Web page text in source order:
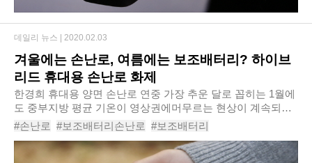
겨울에는 손난로, 여름에는 보조배터리? 하이브
리드 휴대용 손난로 화제
한경희 휴대용 양면 손난로 연중 가장 추운 달로 꼽히는 1월에
도 중부지방 평균 기온이 영상권에머무르는 현상이 계속되고
있다. 기상청에 따르면 올 겨울에는 유독 차가운 시베리아 고
기압이 약해지고따뜻한 남서풍이 계속해..
#손난로 #보조배터리손난로 #보조배터리
#손난로겸용보조배터리 #충전식손난로 #충전식
#하이브리드손난로
#충전식휴대용손난로 #휴대용손난로
데일리 뉴스 | 2020.02.03